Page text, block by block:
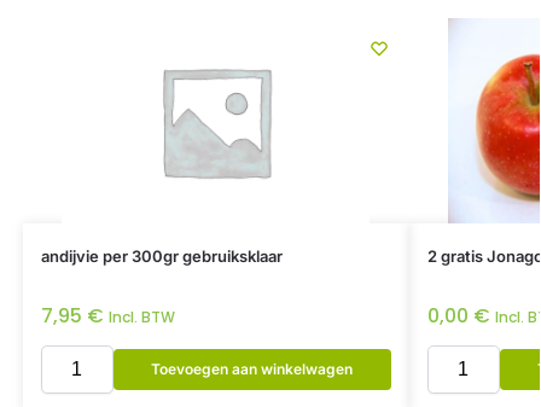
andijvie per 300gr gebruiksklaar
7,95 € Incl. BTW
Toevoegen aan winkelwagen
2 gratis
0,00 € Incl.